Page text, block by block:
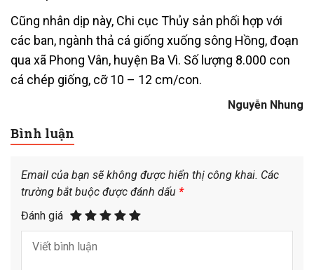
Cũng nhân dịp này, Chi cục Thủy sản phối hợp với
các ban, ngành thả cá giống xuống sông Hồng, đoạn
qua xã Phong Vân, huyện Ba Vì. Số lượng 8.000 con
cá chép giống, cỡ 10 – 12 cm/con.
Nguyễn Nhung
Bình luận
Email của bạn sẽ không được hiển thị công khai. Các
trường bắt buộc được đánh dấu *
Đánh giá